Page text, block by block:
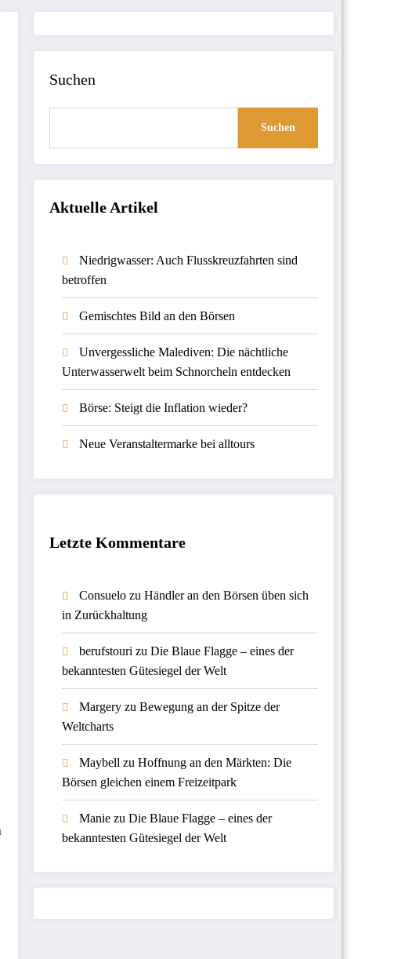
Suchen
Suchen
Aktuelle Artikel
Niedrigwasser: Auch Flusskreuzfahrten sind
betroffen
Gemischtes Bild an den Börsen
Unvergessliche Malediven: Die nächtliche
Unterwasserwelt beim Schnorcheln entdecken
Börse: Steigt die Inflation wieder?
Neue Veranstaltermarke bei alltours
Letzte Kommentare
Consuelozu Händler an den Börsen üben sich
in Zurückhaltung
berufstouri zu Die Blaue Flagge – eines der
bekanntesten Gütesiegel der Welt
Margeryzu Bewegung an der Spitze der
Weltcharts
Maybell zu Hoffnung an den Märkten: Die
Börsen gleichen einem Freizeitpark
Maniezu Die Blaue Flagge – eines der
bekanntesten Gütesiegel der Welt